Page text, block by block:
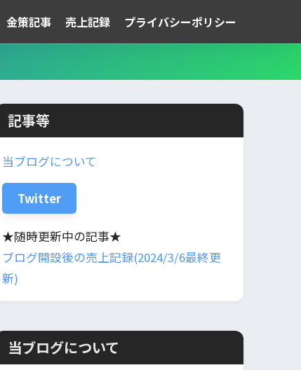
金策記事 売上記録 プライバシーポリシー
記事等
当ブログについて
Twitter
★随時更新中の記事★
ブログ開設後の売上記録(2024/3/6最終更
新)
当ブログについて